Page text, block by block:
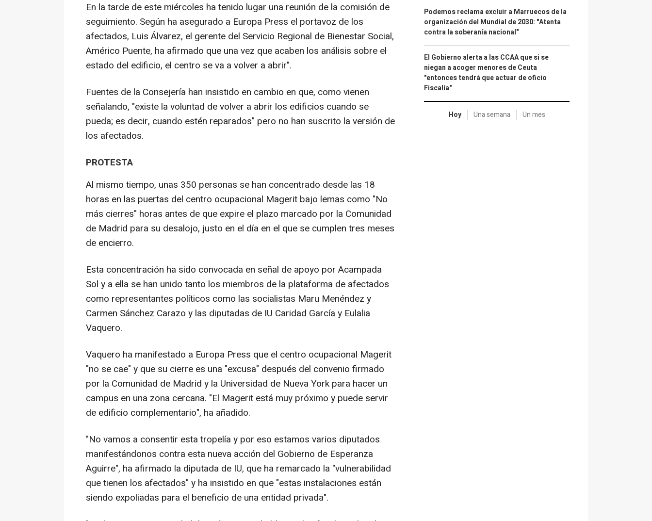
En la tarde de este miércoles ha tenido lugar una reunión de la comisión de
seguimiento. Según ha asegurado a Europa Press el portavoz de los
afectados, Luis Álvarez, el gerente del Servicio Regional de Bienestar Social,
Américo Puente, ha afirmado que una vez que acaben los análisis sobre el
estado del edificio, el centro se va a volver a abrir".
Fuentes de la Consejería han insistido en cambio en que, como vienen
señalando, "existe la voluntad de volver a abrir los edificios cuando se
pueda; es decir, cuando estén reparados" pero no han suscrito la versión de
los afectados.
PROTESTA
Al mismo tiempo, unas 350 personas se han concentrado desde las 18
horas en las puertas del centro ocupacional Magerit bajo lemas como "No
más cierres" horas antes de que expire el plazo marcado por la Comunidad
de Madrid para su desalojo, justo en el día en el que se cumplen tres meses
de encierro.
Esta concentración ha sido convocada en señal de apoyo por Acampada
Sol y a ella se han unido tanto los miembros de la plataforma de afectados
como representantes políticos como las socialistas Maru Menéndez y
Carmen Sánchez Carazo y las diputadas de IU Caridad García y Eulalia
Vaquero.
Vaquero ha manifestado a Europa Press que el centro ocupacional Magerit
"no se cae" y que su cierre es una "excusa" después del convenio firmado
por la Comunidad de Madrid y la Universidad de Nueva York para hacer un
campus en una zona cercana. "El Magerit está muy próximo y puede servir
de edificio complementario", ha añadido.
"No vamos a consentir esta tropelía y por eso estamos varios diputados
manifestándonos contra esta nueva acción del Gobierno de Esperanza
Aguirre", ha afirmado la diputada de IU, que ha remarcado la "vulnerabilidad
que tienen los afectados" y ha insistido en que "estas instalaciones están
siendo expoliadas para el beneficio de una entidad privada".
Podemos reclama excluir a Marruecos de la
organización del Mundial de 2030: "Atenta
contra la soberanía nacional"
El Gobierno alerta a las CCAA que si se
niegan a acoger menores de Ceuta
"entonces tendrá que actuar de oficio
Fiscalía"
Hoy Una semana Un mes